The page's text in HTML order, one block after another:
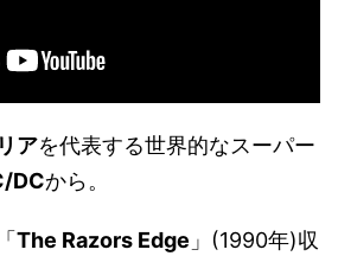
アを代表する世界的なスーパー
DCから。
The Razors Edge 」(1990年)収